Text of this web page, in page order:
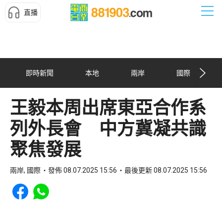
直播
即時新聞 本地 兩岸 國際
王毅本周出席東亞合作系
列外長會 中方冀凝共識
聚焦發展
兩岸, 國際 發佈 08.07.2025 15:56 最後更新 08.07.2025 15:56
Share to Facebook
Share to WhatsApp